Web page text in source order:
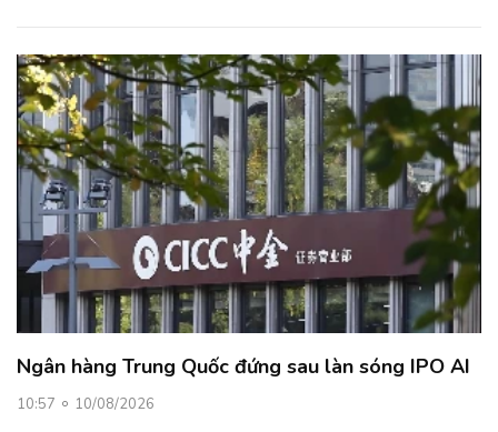
Ngân hàng Trung Quốc đứng sau làn sóng IPO AI
10:57 10/08/2026